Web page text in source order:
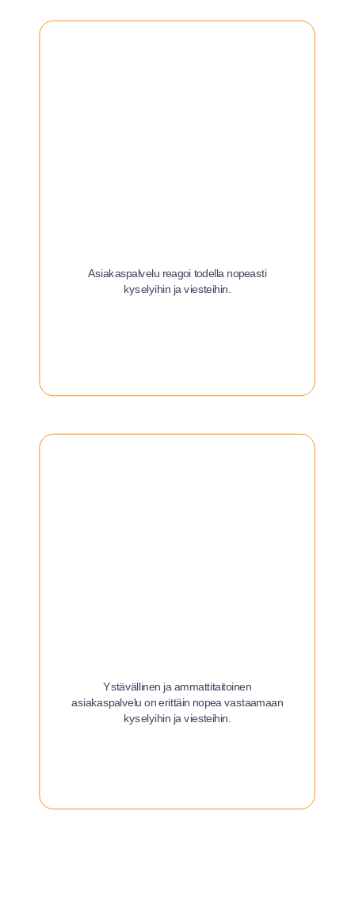
Asiakaspalvelu reagoi todella nopeasti
kyselyihin ja viesteihin.
Ystävällinen ja ammattitaitoinen
asiakaspalvelu on erittäin nopea vastaamaan
kyselyihin ja viesteihin.